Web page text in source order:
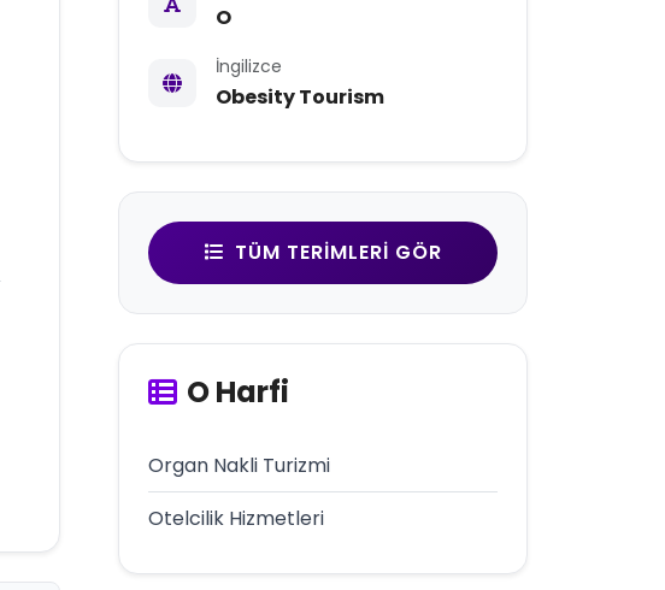
O
İngilizce
Obesity Tourism
TÜM TERIMLERI GÖR
O Harfi
Organ Nakli Turizmi
Otelcilik Hizmetleri